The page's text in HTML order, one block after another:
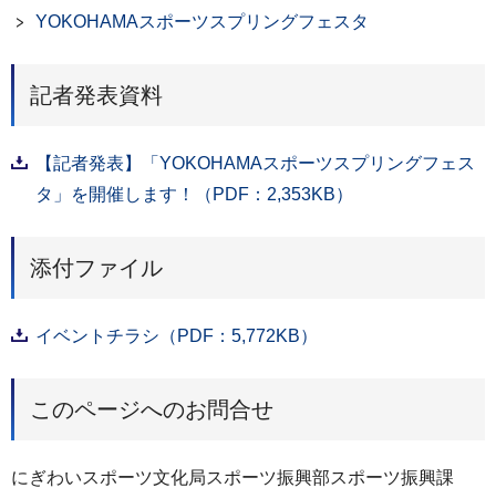
YOKOHAMAスポーツスプリングフェスタ
記者発表資料
【記者発表】「YOKOHAMAスポーツスプリングフェス
タ」を開催します！（PDF：2,353KB）
添付ファイル
イベントチラシ（PDF：5,772KB）
このページへのお問合せ
にぎわいスポーツ文化局スポーツ振興部スポーツ振興課